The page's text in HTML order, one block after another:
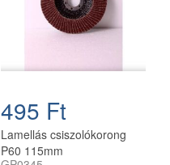
495 Ft
Lamellás csiszolókorong
P60 115mm